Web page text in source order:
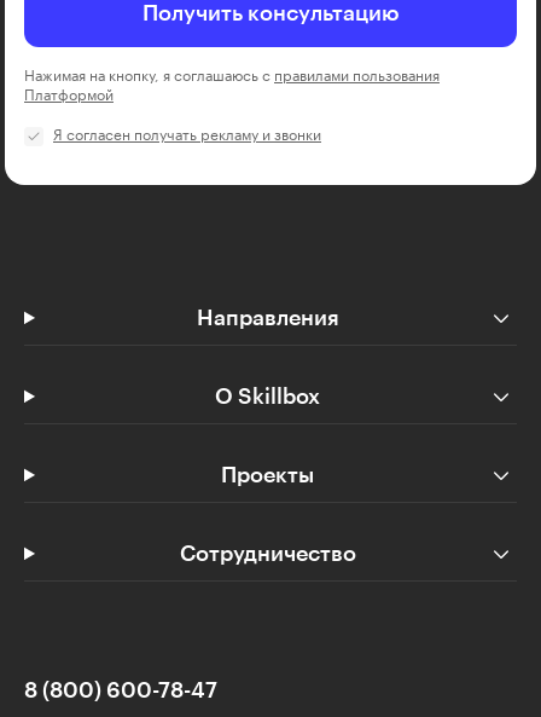
Получить консультацию
Нажимая на кнопку, я соглашаюсь с правилами пользования
Платформой
Я согласен получать рекламу и звонки
Направления
О Skillbox
Проекты
Сотрудничество
8 (800) 600-78-47